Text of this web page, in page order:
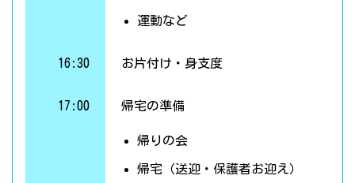
運動など
16:30 お片付け・身支度
17:00 帰宅の準備
帰りの会
帰宅（送迎・保護者お迎え）